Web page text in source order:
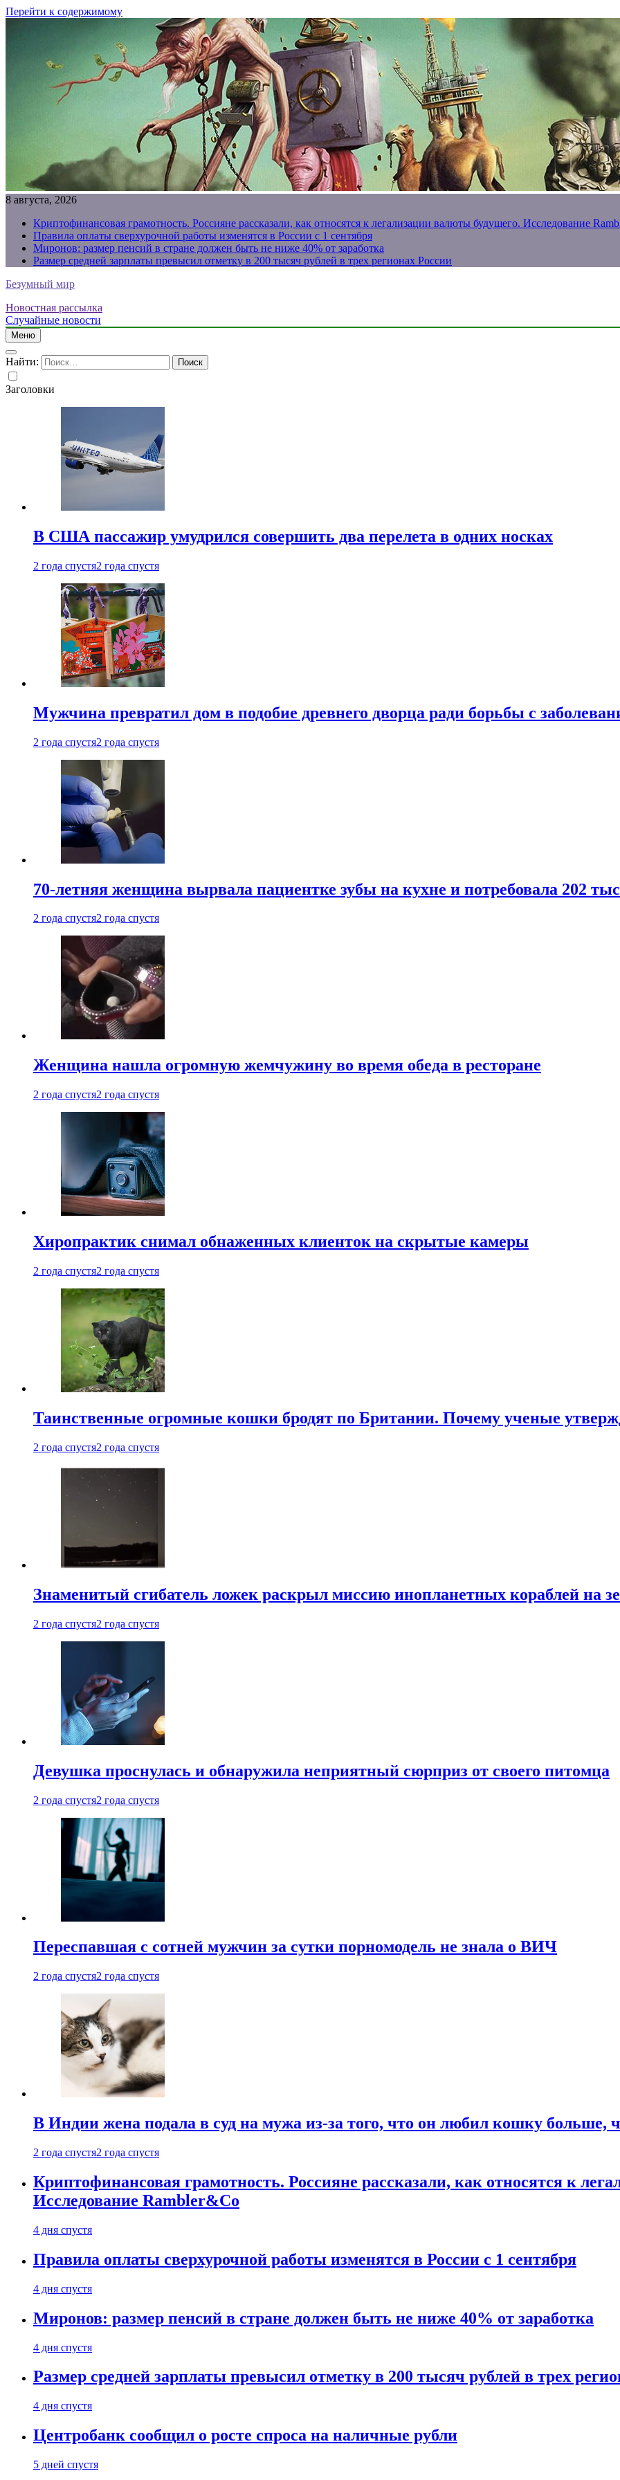
Перейти к содержимому
8 августа, 2026
Криптофинансовая грамотность. Россияне рассказали, как относятся к легализации валюты будущего. Исследование
Правила оплаты сверхурочной работы изменятся в России с 1 сентября
Миронов: размер пенсий в стране должен быть не ниже 40% от заработка
Размер средней зарплаты превысил отметку в 200 тысяч рублей в трех регионах России
Безумный мир
Новостная рассылка
Случайные новости
Меню
Найти:
Заголовки
В США пассажир умудрился совершить два перелета в одних носках
2 года спустя2 года спустя
Мужчина превратил дом в подобие древнего дворца ради борьбы с
2 года спустя2 года спустя
70-летняя женщина вырвала пациентке зубы на кухне и потребовала 202
2 года спустя2 года спустя
Женщина нашла огромную жемчужину во время обеда в ресторане
2 года спустя2 года спустя
Хиропрактик снимал обнаженных клиенток на скрытые камеры
2 года спустя2 года спустя
Таинственные огромные кошки бродят по Британии. Почему ученые
2 года спустя2 года спустя
Знаменитый сгибатель ложек раскрыл миссию инопланетных кораблей на
2 года спустя2 года спустя
Девушка проснулась и обнаружила неприятный сюрприз от своего питомца
2 года спустя2 года спустя
Переспавшая с сотней мужчин за сутки порномодель не знала о ВИЧ
2 года спустя2 года спустя
В Индии жена подала в суд на мужа из-за того, что он любил кошку больше,
2 года спустя2 года спустя
Криптофинансовая грамотность. Россияне рассказали, как относятся к
Исследование Rambler&Co
4 дня спустя
Правила оплаты сверхурочной работы изменятся в России с 1 сентября
4 дня спустя
Миронов: размер пенсий в стране должен быть не ниже 40% от заработка
4 дня спустя
Размер средней зарплаты превысил отметку в 200 тысяч рублей в трех
4 дня спустя
Центробанк сообщил о росте спроса на наличные рубли
5 дней спустя